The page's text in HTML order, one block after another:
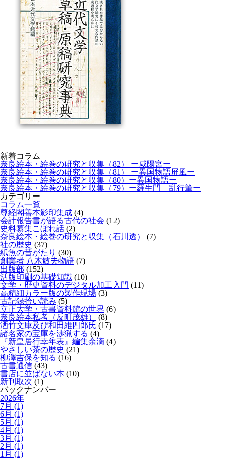
新着コラム
奈良絵本・絵巻の研究と収集（82） ー咸陽宮ー
奈良絵本・絵巻の研究と収集（81） ー異国物語屏風ー
奈良絵本・絵巻の研究と収集（80）ー異国物語ー
奈良絵本・絵巻の研究と収集（79）ー羅生門 乱行筆ー
カテゴリー
コラム一覧
尊経閣善本影印集成 (4)
会計報告書が語る古代の社会 (12)
史料纂集こぼれ話 (2)
奈良絵本・絵巻の研究と収集（石川透）
(7)
社の歴史 (37)
紙魚の昔がたり (30)
創業者 八木敏夫物語 (7)
出版部 (152)
活版印刷の基礎知識 (10)
文学・歴史資料のデジタル加工入門 (11)
高精細カラー版の製作現場 (3)
古記録拾い読み (5)
立正大学・古書資料館の世界 (6)
奈良絵本私考（反町茂雄）
(8)
洒竹文庫及び和田維四郎氏 (17)
諸名家の宝庫を渉猟する (4)
『新皇居行幸年表』編集余滴 (4)
やさしい茶の歴史 (21)
柳澤吉保を知る (16)
古書通信 (43)
書店に並ばない本 (10)
新刊取次 (1)
バックナンバー
2026年
7月 (1)
6月 (1)
5月 (1)
4月 (1)
3月 (1)
2月 (1)
1月 (1)